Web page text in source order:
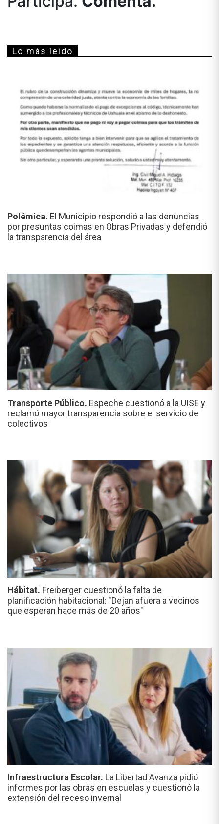
Lo más leído
Polémica. El Municipio respondió a las denuncias
por presuntas coimas en Obras Privadas y defendió
la transparencia del área
Transporte Público. Espeche cuestionó a la UISE y
reclamó mayor transparencia sobre el servicio de
colectivos
Hábitat. Freiberger cuestionó la falta de
planificación habitacional: "Dejan afuera a vecinos
que esperan hace más de 20 años"
Infraestructura Escolar. La Libertad Avanza pidió
informes por las obras en escuelas y cuestionó la
extensión del receso invernal